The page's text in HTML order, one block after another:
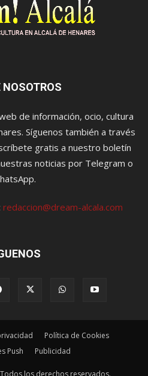
NOSOTROS
de información, ocio, cultura
Síguenos también a través
gratis a nuestro boletín
noticias por Telegram o
redaccion@dream-alcala.com
Política de Cookies
Push
Publicidad